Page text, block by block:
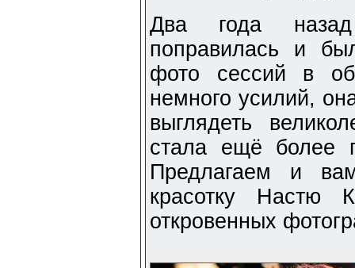
Два года
поправилась и
фото сессий в
немного усилий,
выглядеть
стала ещё более
Предлагаем и
красотку Настю
откровенных